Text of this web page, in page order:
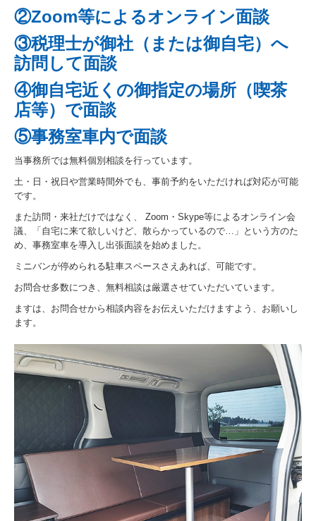
②Zoom等によるオンライン面談
③税理士が御社（または御自宅）へ
訪問して面談
④御自宅近くの御指定の場所（喫茶
店等）で面談
⑤事務室車内で面談
当事務所では無料個別相談を行っています。
土・日・祝日や営業時間外でも、事前予約をいただければ対応が可能
です。
また訪問・来社だけではなく、 Zoom・Skype等によるオンライン会
議、「自宅に来て欲しいけど、散らかっているので…」という方のた
め、事務室車を導入し出張面談を始めました。
ミニバンが停められる駐車スペースさえあれば、可能です。
お問合せ多数につき、無料相談は厳選させていただいています。
ますは、お問合せから相談内容をお伝えいただけますよう、お願いし
ます。